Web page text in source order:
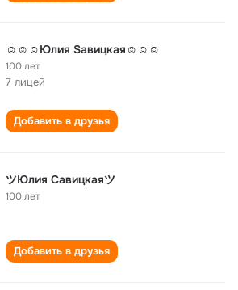
☺☺☺Юлия Sавицкая☺☺☺
100 лет
7 лицей
Добавить в друзья
ツЮлия Савицкаяツ
100 лет
Добавить в друзья